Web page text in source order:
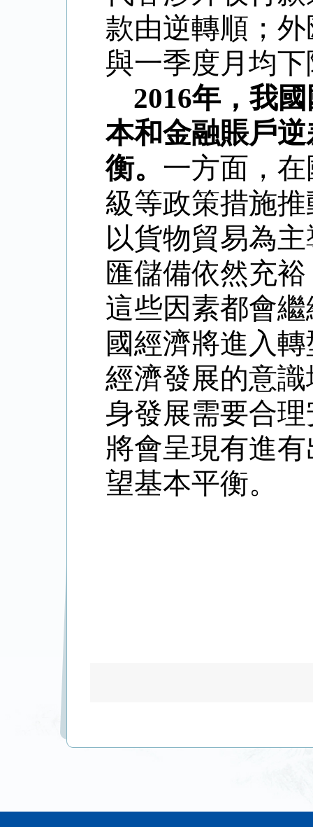
款由逆轉順；
與一季度月均下
2016年，我
本和金融賬戶
衡。 一方面，
級等政策措施
以貨物貿易為
匯儲備依然充
這些因素都會
國經濟將進入
經濟發展的意
身發展需要合
將會呈現有進
望基本平衡。